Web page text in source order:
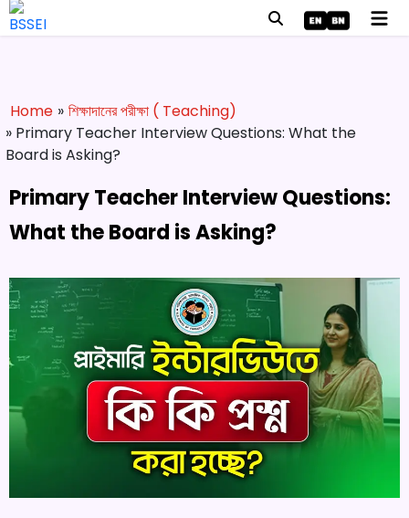
Home » শিক্ষাদানের পরীক্ষা ( Teaching)
» Primary Teacher Interview Questions: What the
Board is Asking?
Primary Teacher Interview Questions:
What the Board is Asking?